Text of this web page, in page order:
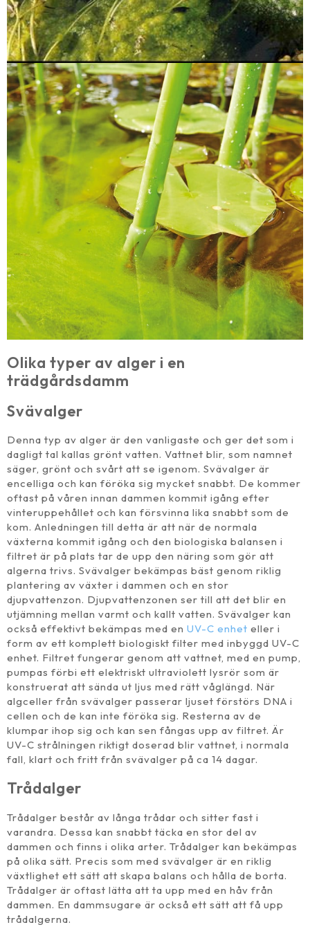
Olika typer av alger i en
trädgårdsdamm
Svävalger
Denna typ av alger är den vanligaste och ger det som i
dagligt tal kallas grönt vatten. Vattnet blir, som namnet
säger, grönt och svårt att se igenom. Svävalger är
encelliga och kan föröka sig mycket snabbt. De kommer
oftast på våren innan dammen kommit igång efter
vinteruppehållet och kan försvinna lika snabbt som de
kom. Anledningen till detta är att när de normala
växterna kommit igång och den biologiska balansen i
filtret är på plats tar de upp den näring som gör att
algerna trivs. Svävalger bekämpas bäst genom riklig
plantering av växter i dammen och en stor
djupvattenzon. Djupvattenzonen ser till att det blir en
utjämning mellan varmt och kallt vatten. Svävalger kan
också effektivt bekämpas med en UV-C enhet eller i
form av ett komplett biologiskt filter med inbyggd UV-C
enhet. Filtret fungerar genom att vattnet, med en pump,
pumpas förbi ett elektriskt ultraviolett lysrör som är
konstruerat att sända ut ljus med rätt våglängd. När
algceller från svävalger passerar ljuset förstörs DNA i
cellen och de kan inte föröka sig. Resterna av de
klumpar ihop sig och kan sen fångas upp av filtret. Är
UV-C strålningen riktigt doserad blir vattnet, i normala
fall, klart och fritt från svävalger på ca 14 dagar.
Trådalger
Trådalger består av långa trådar och sitter fast i
varandra. Dessa kan snabbt täcka en stor del av
dammen och finns i olika arter. Trådalger kan bekämpas
på olika sätt. Precis som med svävalger är en riklig
växtlighet ett sätt att skapa balans och hålla de borta.
Trådalger är oftast lätta att ta upp med en håv från
dammen. En dammsugare är också ett sätt att få upp
trådalgerna.